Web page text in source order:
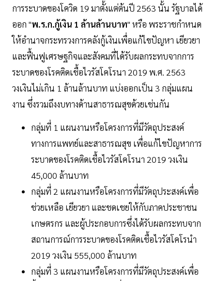
การระบาดของโควิด 19 มาตั้งแต่ต้นปี 2563 นั้น รัฐบาลได้
ออก "พ.ร.ก.กู้เงิน 1 ล้านล้านบาท" หรือ พระราชกำหนด
ให้อำนาจกระทรวงการคลังกู้เงินเพื่อแก้ไขปัญหา เยียวยา
และฟื้นฟูเศรษฐกิจและสังคมที่ได้รับผลกระทบจากการ
ระบาดของโรคติดเชื้อไวรัสโคโรนา 2019 พ.ศ. 2563
วงเงินไม่เกิน 1 ล้านล้านบาท แบ่งออกเป็น 3 กลุ่มแผน
งาน ซึ่งรวมถึงงบทางด้านสาธารณสุขด้วยเช่นกัน
กลุ่มที่ 1 แผนงานหรือโครงการที่มีวัตถุประสงค์
ทางการแพทย์และสาธารณสุข เพื่อแก้ไขปัญหาการ
ระบาดของโรคติดเชื้อไวรัสโคโรนา 2019 วงเงิน
45,000 ล้านบาท
กลุ่มที่ 2 แผนงานหรือโครงการที่มีวัตถุประสงค์เพื่อ
ช่วยเหลือ เยียวยา และชดเชยให้กับภาคประชาชน
เกษตรกร และผู้ประกอบการซึ่งได้รับผลกระทบจาก
สถานการณ์การระบาดของโรคติดเชื้อไวรัสโคโรนำ
2019 วงเงิน 555,000 ล้านบาท
กลุ่มที่ 3 แผนงานหรือโครงการที่มีวัตถุประสงค์เพื่อ